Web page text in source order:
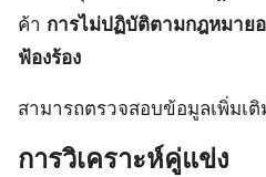
ค้า การไม่ปฏิบัติตามกฎหมาย
ฟ้องร้อง
สามารถตรวจสอบข้อมูลเพิ่มเ
การวิเคราะห์คู่แข่ง